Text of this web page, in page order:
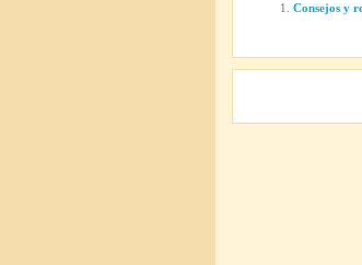
Consejos y